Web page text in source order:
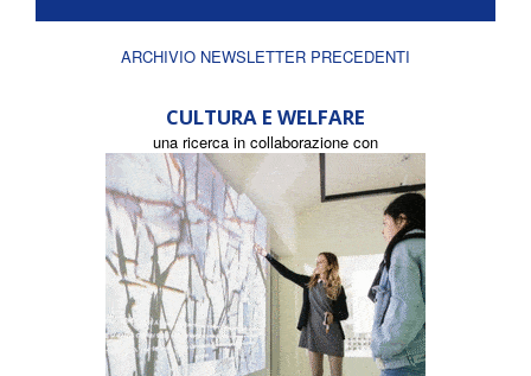
ARCHIVIO NEWSLETTER PRECEDENTI
CULTURA E WELFARE
una ricerca in collaborazione con